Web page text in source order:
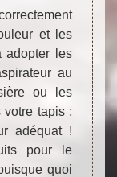
et les
adopter les
au
ou les
votre tapis ;
adéquat !
pour le
quoi